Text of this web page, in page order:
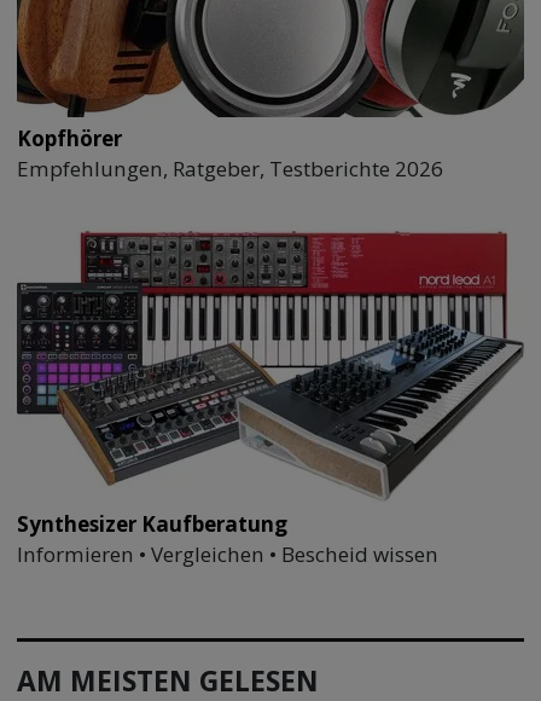
Kopfhörer
Empfehlungen, Ratgeber, Testberichte 2026
Synthesizer Kaufberatung
Informieren • Vergleichen • Bescheid wissen
AM MEISTEN GELESEN